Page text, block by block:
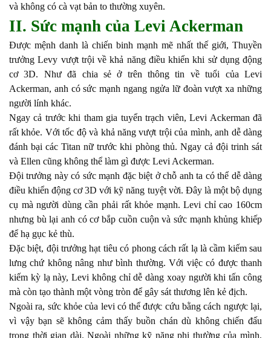
và không có cà vạt bản to thường xuyên.
II. Sức mạnh của Levi Ackerman
Được mệnh danh là chiến binh mạnh mẽ nhất thế giới, Thuyền
trưởng Levy vượt trội về khả năng điều khiển khi sử dụng động
cơ 3D. Như đã chia sẻ ở trên thông tin về tuổi của Levi
Ackerman, anh có sức mạnh ngang ngửa lữ đoàn vượt xa những
người lính khác.
Ngay cả trước khi tham gia tuyển trạch viên, Levi Ackerman đã
rất khỏe. Với tốc độ và khả năng vượt trội của mình, anh dễ dàng
đánh bại các Titan nữ trước khi phòng thủ. Ngay cả đội trinh sát
và Ellen cũng không thể làm gì được Levi Ackerman.
Đội trưởng này có sức mạnh đặc biệt ở chỗ anh ta có thể dễ dàng
điều khiển động cơ 3D với kỹ năng tuyệt vời. Đây là một bộ dụng
cụ mà người dùng cần phải rất khỏe mạnh. Levi chỉ cao 160cm
nhưng bù lại anh có cơ bắp cuồn cuộn và sức mạnh khủng khiếp
để hạ gục kẻ thù.
Đặc biệt, đội trưởng hạt tiêu có phong cách rất lạ là cầm kiếm sau
lưng chứ không nâng như bình thường. Với việc có được thanh
kiếm kỳ lạ này, Levi không chỉ dễ dàng xoay người khi tấn công
mà còn tạo thành một vòng tròn để gây sát thương lên kẻ địch.
Ngoài ra, sức khỏe của levi có thể được cứu bằng cách ngược lại,
vì vậy bạn sẽ không cảm thấy buồn chán dù không chiến đấu
trong thời gian dài. Ngoài những kỹ năng phi thường của mình,